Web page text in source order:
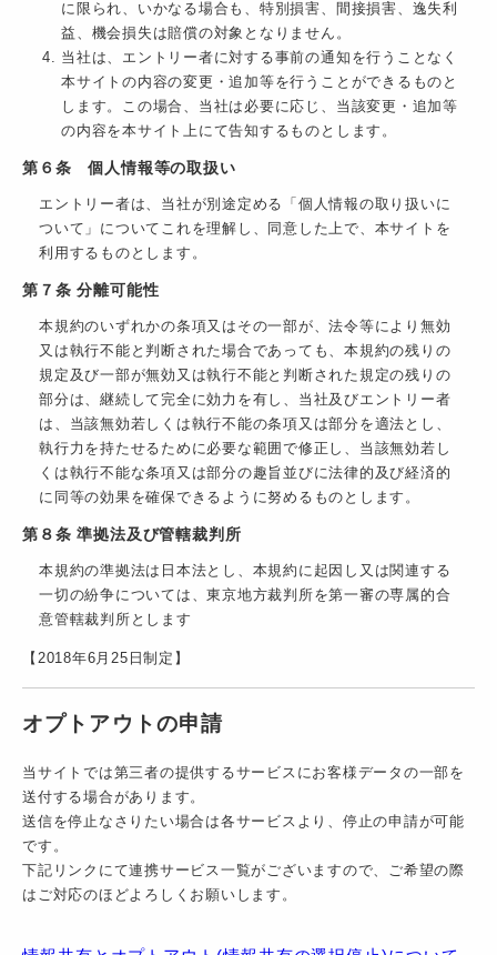
に限られ、いかなる場合も、特別損害、間接損害、逸失利
益、機会損失は賠償の対象となりません。
当社は、エントリー者に対する事前の通知を行うことなく
本サイトの内容の変更・追加等を行うことができるものと
します。この場合、当社は必要に応じ、当該変更・追加等
の内容を本サイト上にて告知するものとします。
第６条 個人情報等の取扱い
エントリー者は、当社が別途定める「個人情報の取り扱いに
ついて」についてこれを理解し、同意した上で、本サイトを
利用するものとします。
第７条 分離可能性
本規約のいずれかの条項又はその一部が、法令等により無効
又は執行不能と判断された場合であっても、本規約の残りの
規定及び一部が無効又は執行不能と判断された規定の残りの
部分は、継続して完全に効力を有し、当社及びエントリー者
は、当該無効若しくは執行不能の条項又は部分を適法とし、
執行力を持たせるために必要な範囲で修正し、当該無効若し
くは執行不能な条項又は部分の趣旨並びに法律的及び経済的
に同等の効果を確保できるように努めるものとします。
第８条 準拠法及び管轄裁判所
本規約の準拠法は日本法とし、本規約に起因し又は関連する
一切の紛争については、東京地方裁判所を第一審の専属的合
意管轄裁判所とします
【2018年6月25日制定】
オプトアウトの申請
当サイトでは第三者の提供するサービスにお客様データの一部を
送付する場合があります。
送信を停止なさりたい場合は各サービスより、停止の申請が可能
です。
下記リンクにて連携サービス一覧がございますので、ご希望の際
はご対応のほどよろしくお願いします。